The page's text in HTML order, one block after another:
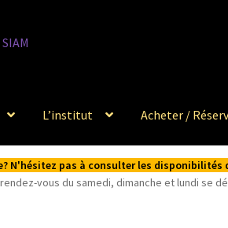
L’institut Acheter /
N'hésitez pas à consulter les disponibilités
vous du samedi, dimanche et lundi se